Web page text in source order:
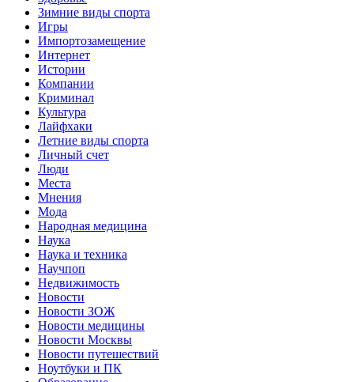
Зимние виды спорта
Игры
Импортозамещение
Интернет
Истории
Компании
Криминал
Культура
Лайфхаки
Летние виды спорта
Личный счет
Люди
Места
Мнения
Мода
Народная медицина
Наука
Наука и техника
Научпоп
Недвижимость
Новости
Новости ЗОЖ
Новости медицины
Новости Москвы
Новости путешествий
Ноутбуки и ПК